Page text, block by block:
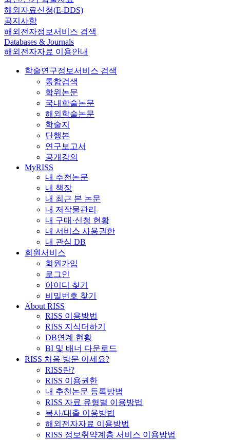
해외자료신청(E-DDS)
공지사항
해외전자정보서비스 검색
Databases & Journals
해외전자자료 이용안내
학술연구정보서비스 검색
통합검색
학위논문
국내학술논문
해외학술논문
학술지
단행본
연구보고서
공개강의
MyRISS
내 추천논문
내 책장
내 최근 본 논문
내 저작물관리
내 구매·신청 현황
내 서비스 사용권한
내 관심 DB
회원서비스
회원가입
로그인
아이디 찾기
비밀번호 찾기
About RISS
RISS 이용방법
RISS 지식더하기
DB연계 현황
BI 및 배너 다운로드
RISS 처음 방문 이세요?
RISS란?
RISS 이용권한
내 추천논문 등록방법
RISS 자료 유형별 이용방법
복사/대출 이용방법
해외전자자료 이용방법
RISS 정보취약계층 서비스 이용방법